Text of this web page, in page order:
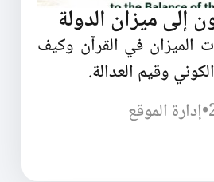
إلى ميزان الدولة
الميزان في القرآن وكيف
وقيم العدالة.
•إدارة الموقع